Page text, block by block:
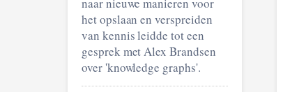
het opslaan en verspreiden
van kennis leidde tot een
gesprek met Alex Brandsen
over 'knowledge graphs'.